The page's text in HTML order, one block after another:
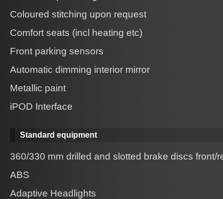
Coloured stitching upon request
Comfort seats (incl heating etc)
Front parking sensors
Automatic dimming interior mirror
Metallic paint
iPOD Interface
Standard equipment
360/330 mm drilled and slotted brake discs front/
ABS
Adaptive Headlights